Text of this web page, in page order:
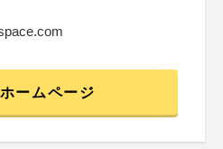
ームページ